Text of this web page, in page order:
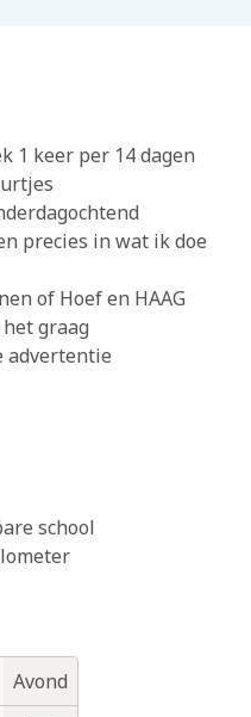
1 keer per 14 dagen
precies in wat ik doe
of Hoef en HAAG
graag
advertentie
school
Avond